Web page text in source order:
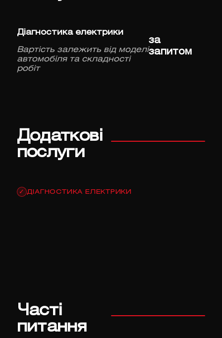
Діагностика електрики
Вартість залежить від моделі
автомобіля та складності
робіт
за
запитом
Додаткові
послуги
✓ ДІАГНОСТИКА ЕЛЕКТРИКИ
Часті
питання